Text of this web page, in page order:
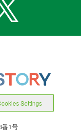
Settings
番1号